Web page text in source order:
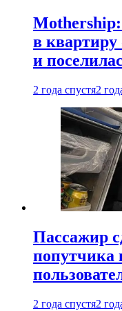
в квартиру
и
2 года спустя2
Пассажир
попутчика
2 года спустя2